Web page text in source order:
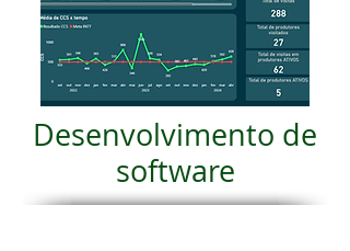
Desenvolvimento de
software